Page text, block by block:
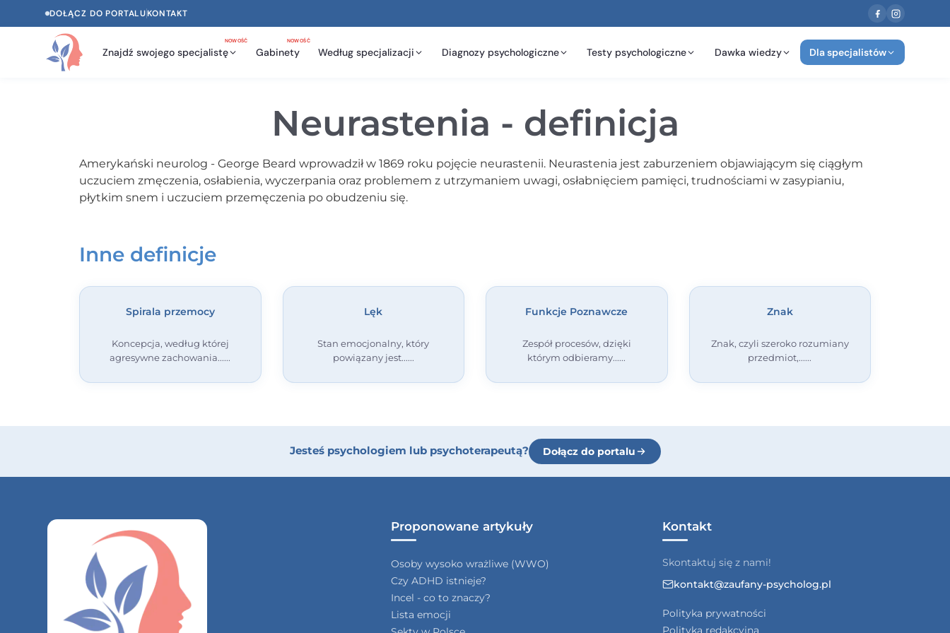
DOŁĄCZ DO PORTALUKONTAKT
Znajdź swojego specjalistę
NOWOŚĆ
Gabinety
NOWOŚĆ
Według specjalizacji Diagnozy psychologiczne Testy psychologiczne Dawka wiedzy Dla specjalistów
Neurastenia - definicja
Amerykański neurolog - George Beard wprowadził w 1869 roku pojęcie neurastenii. Neurastenia jest zaburzeniem objawiającym się ciągłym
uczuciem zmęczenia, osłabienia, wyczerpania oraz problemem z utrzymaniem uwagi, osłabnięciem pamięci, trudnościami w zasypianiu,
płytkim snem i uczuciem przemęczenia po obudzeniu się.
Inne definicje
Spirala przemocy
Koncepcja, według której
agresywne zachowania...
Lęk
Stan emocjonalny, który
powiązany jest...
Funkcje Poznawcze
Zespół procesów, dzięki
którym odbieramy...
Znak
Znak, czyli szeroko rozumiany
przedmiot,...
Jesteś psychologiem lub psychoterapeutą? Dołącz do portalu
Proponowane artykuły
Osoby wysoko wrażliwe (WWO)
Czy ADHD istnieje?
Incel - co to znaczy?
Lista emocji
Kontakt
Skontaktuj się z nami!
kontakt@zaufany-psycholog.pl
Polityka prywatności
Polityka redakcyjna